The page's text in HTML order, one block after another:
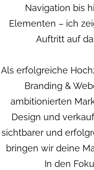
Navigation bis
Elementen – ich
Auftritt auf
Als erfolgreiche
Branding &
ambitionierten
Design und
sichtbarer und
bringen wir deine
In den